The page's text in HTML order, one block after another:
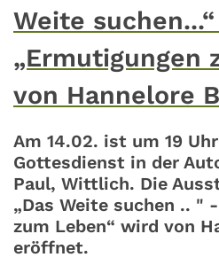
Weite
„Ermutigungen
von Hannelore
Am 14.02. ist um 19
Gottesdienst in der
Paul, Wittlich. Die
„Das Weite suchen .. "
zum Leben“ wird von
eröffnet.